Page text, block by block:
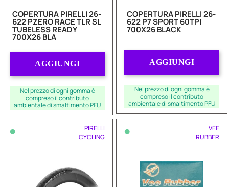
COPERTURA PIRELLI 26-
622 PZERO RACE TLR SL
TUBELESS READY
700X26 BLA
AGGIUNGI
Nel prezzo di ogni gomma è
compreso il contributo
ambientale di smaltimento PFU
COPERTURA PIRELLI 26-
622 P7 SPORT 60TPI
700X26 BLACK
AGGIUNGI
Nel prezzo di ogni gomma è
compreso il contributo
ambientale di smaltimento PFU
•
PIRELLI
CYCLING
•
VEE
RUBBER